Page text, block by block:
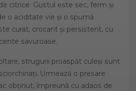
citrice. Gustul este sec, ferm și
o aciditate vie și o spumă
curat, crocant și persistent, cu
savuroase.
strugurii proaspăt culeși sunt
Urmează o presare
obținut, împreună cu adaos de